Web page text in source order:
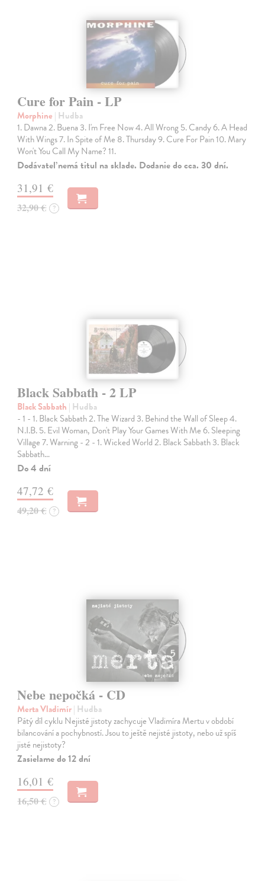
Cure for Pain - LP
Morphine | Hudba
1. Dawna 2. Buena 3. I'm Free Now 4. All Wrong 5. Candy 6. A Head
With Wings 7. In Spite of Me 8. Thursday 9. Cure For Pain 10. Mary
Won't You Call My Name? 11.
Dodávateľ nemá titul na sklade. Dodanie do cca. 30 dní.
31,91 €
32,90 € ?
Black Sabbath - 2 LP
Black Sabbath | Hudba
- 1 - 1. Black Sabbath 2. The Wizard 3. Behind the Wall of Sleep 4.
N.I.B. 5. Evil Woman, Don't Play Your Games With Me 6. Sleeping
Village 7. Warning - 2 - 1. Wicked World 2. Black Sabbath 3. Black
Sabbath…
Do 4 dní
47,72 €
49,20 € ?
Nebe nepočká - CD
Merta Vladimír| Hudba
Pátý díl cyklu Nejisté jistoty zachycuje Vladimíra Mertu v období
bilancování a pochybností. Jsou to ještě nejisté jistoty, nebo už spíš
jisté nejistoty?
Zasielame do 12 dní
16,01 €
16,50 € ?